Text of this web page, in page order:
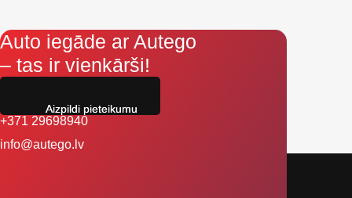
Auto iegāde ar Autego
– tas ir vienkārši!
+371 29698940
info@autego.lv